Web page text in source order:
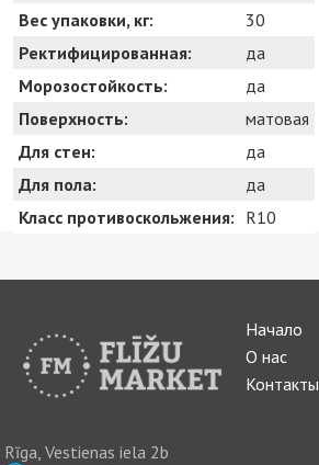
Вес упаковки, кг:
30
Ректифицированная:
да
Морозостойкость:
да
Поверхность:
матовая
Для стен:
да
Для пола:
да
Класс противоскольжения: R10
Rīga, Vestienas iela 2b
Начало
О нас
Контакты